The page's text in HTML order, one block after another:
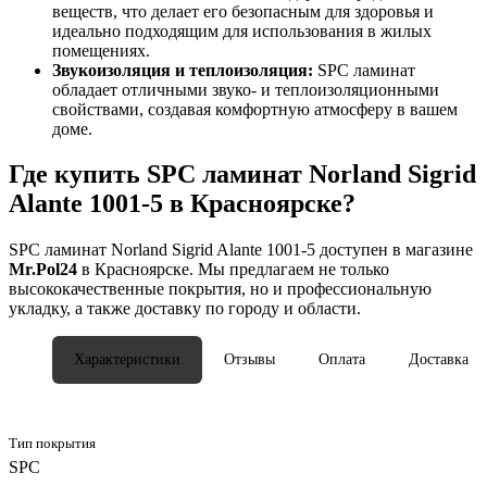
веществ, что делает его безопасным для здоровья и
идеально подходящим для использования в жилых
помещениях.
Звукоизоляция и теплоизоляция: SPC ламинат
обладает отличными звуко- и теплоизоляционными
свойствами, создавая комфортную атмосферу в вашем
доме.
Где купить SPC ламинат Norland Sigrid
Alante 1001-5 в Красноярске?
SPC ламинат Norland Sigrid Alante 1001-5 доступен в магазине
Mr.Pol24 в Красноярске. Мы предлагаем не только
высококачественные покрытия, но и профессиональную
укладку, а также доставку по городу и области.
Характеристики Отзывы Оплата Доставка
Тип покрытия
SPC